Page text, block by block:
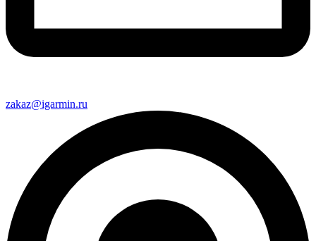
zakaz@igarmin.ru